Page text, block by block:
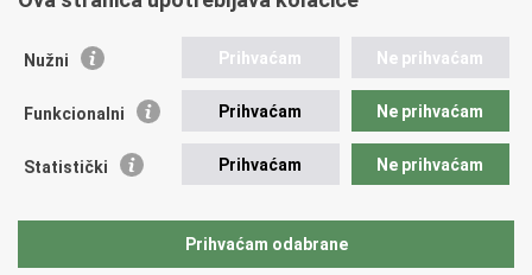
EMN Nacionalna kontaktna točka za Republiku Hrvatsku
Policijska akademija
Zaklada policijske solidarnosti
Udruge
Nužni Prihvaćam Ne prihvaćam
Funkcionalni Prihvaćam Ne prihvaćam
Statistički Prihvaćam Ne prihvaćam
Prihvaćam odabrane